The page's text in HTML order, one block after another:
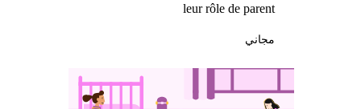
leur rôle de parent
مجاني